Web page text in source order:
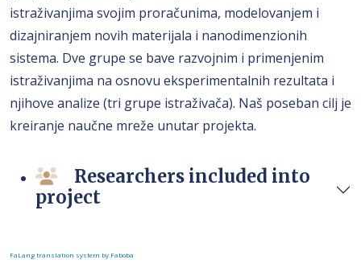
istraživanjima svojim proračunima, modelovanjem i
dizajniranjem novih materijala i nanodimenzionih
sistema. Dve grupe se bave razvojnim i primenjenim
istraživanjima na osnovu eksperimentalnih rezultata i
njihove analize (tri grupe istraživača). Naš poseban cilj je
kreiranje naučne mreže unutar projekta.
Researchers included into
project
FaLang translation system by Faboba